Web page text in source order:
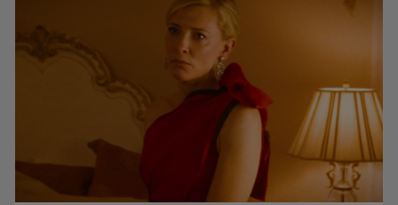
Cercetătorul Anatolie Coșciug: Un caz Mailat ar putea
apărea și în România. ...